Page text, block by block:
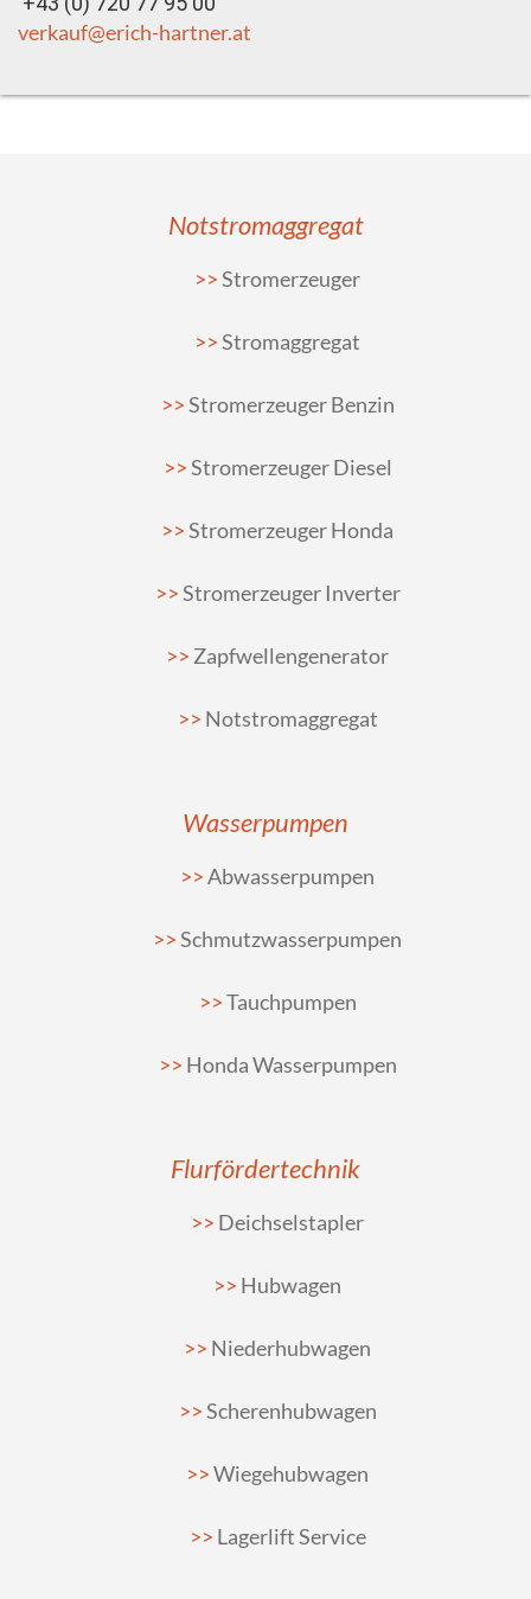
verkauf@erich-hartner.at
Notstromaggregat
Stromerzeuger
Stromaggregat
Stromerzeuger Benzin
Stromerzeuger Diesel
Stromerzeuger Honda
Stromerzeuger Inverter
Zapfwellengenerator
Notstromaggregat
Wasserpumpen
Abwasserpumpen
Schmutzwasserpumpen
Tauchpumpen
Honda Wasserpumpen
Flurfördertechnik
Deichselstapler
Hubwagen
Niederhubwagen
Scherenhubwagen
Wiegehubwagen
Lagerlift Service